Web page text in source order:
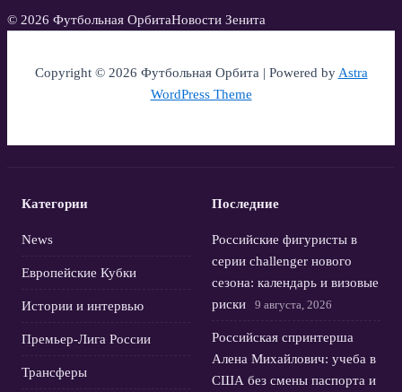
© 2026 Футбольная ОрбитаНовости Зенита
Copyright © 2026 Футбольная Орбита | Powered byAstra
WordPress Theme
Категории
News
Европейские Кубки
Истории и интервью
Премьер-Лига России
Трансферы
Последние
Российские фигуристы в
серии challenger нового
сезона: календарь и визовые
риски
9 августа, 2026
Российская спринтерша
Алена Михайлович: учеба в
США без смены паспорта и